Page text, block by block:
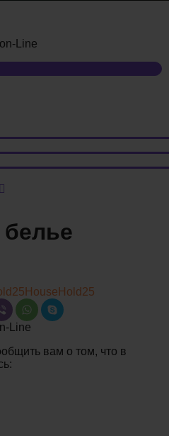
Line
HouseHold25
вам о том, что в